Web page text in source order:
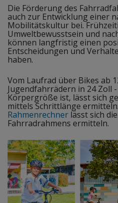
Die Förderung des
auch zur Entwicklung einer
Mobilitätskultur bei.
Umweltbewusstsein und
können langfristig einen
Entscheidungen und
haben.
Vom Laufrad über Bikes ab
Jugendfahrrädern in 24 Zoll
Körpergröße ist, lässt sich
mittels Schrittlänge
Rahmenrechner lässt sich
Fahrradrahmens ermitteln.